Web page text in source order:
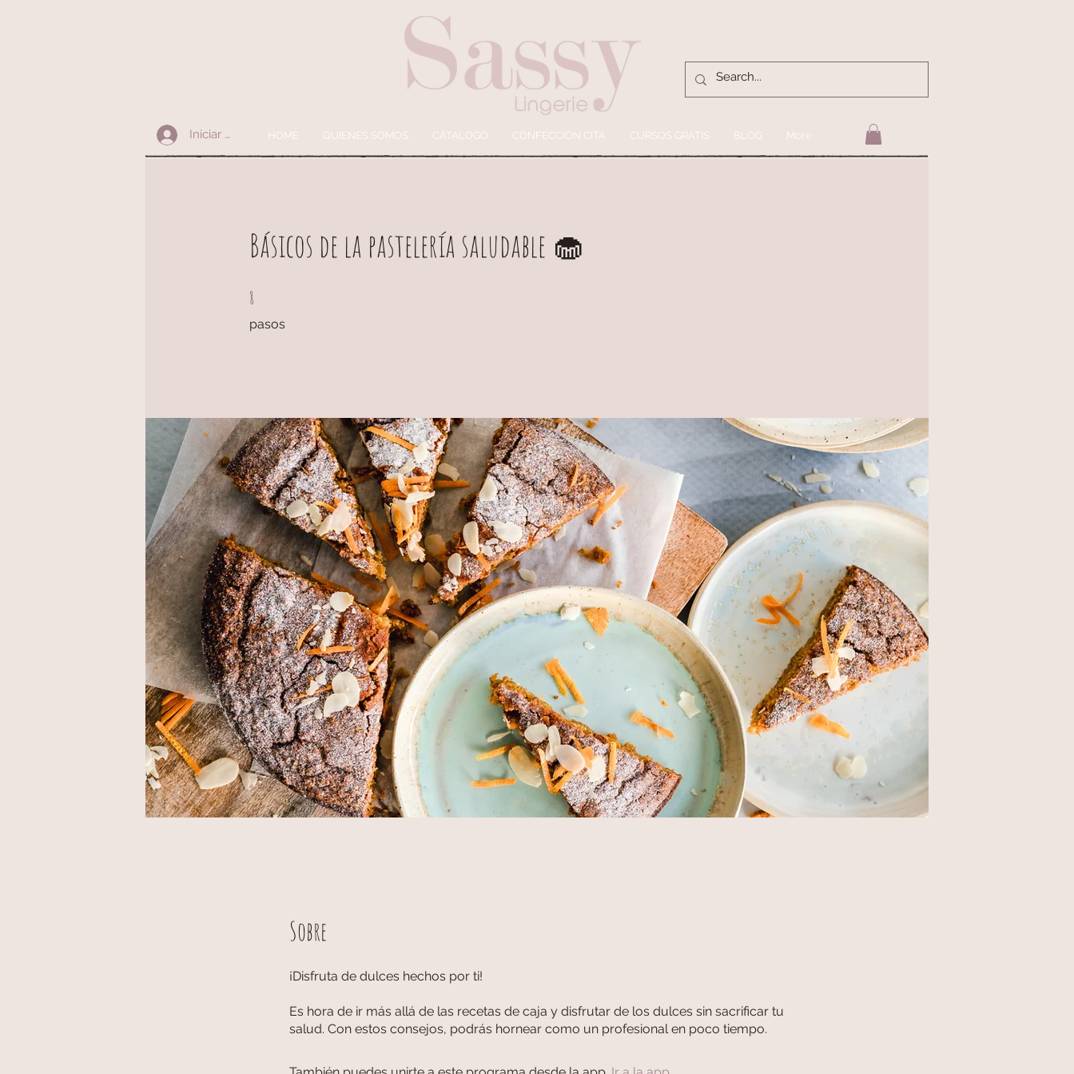
Iniciar sesión HOME QUIENES SOMOS CÁTALOGO CONFECCIÓN CITA CURSOS GRATIS BLOG More
Básicos de la pastelería saludable 🧁
8
pasos
8 pasos
Sobre
¡Disfruta de dulces hechos por ti!
Es hora de ir más allá de las recetas de caja y disfrutar de los dulces sin sacrificar tu
salud. Con estos consejos, podrás hornear como un profesional en poco tiempo.